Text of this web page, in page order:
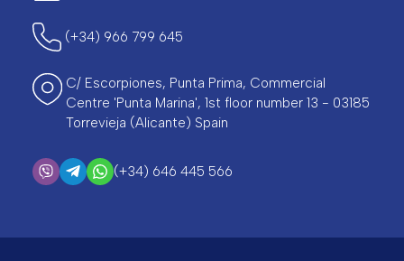
(+34) 966 799 645
C/ Escorpiones, Punta Prima, Commercial
Centre 'Punta Marina', 1st floor number 13 - 03185
Torrevieja (Alicante) Spain
(+34) 646 445 566